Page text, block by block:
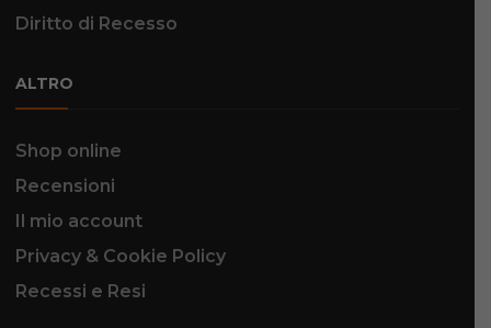
Diritto di Recesso
ALTRO
Shop online
Recensioni
Il mio account
Privacy & Cookie Policy
Recessi e Resi